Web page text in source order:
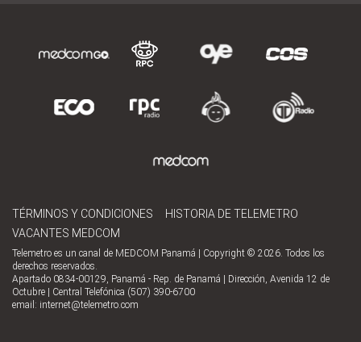
TÉRMINOS Y CONDICIONES
HISTORIA DE TELEMETRO
VACANTES MEDCOM
Telemetro es un canal de MEDCOM Panamá | Copyright © 2026. Todos los
derechos reservados.
Apartado 0834-00129, Panamá - Rep. de Panamá | Dirección, Avenida 12 de
Octubre | Central Telefónica (507) 390-6700
email: internet@telemetro.com